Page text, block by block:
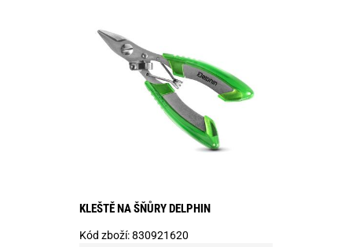
KLEŠTĚ NA ŠŇŮRY DELPHIN
Kód zboží:830921620